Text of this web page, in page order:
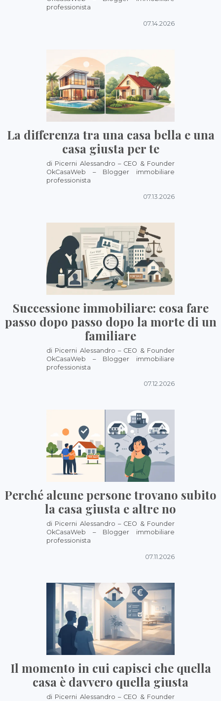
professionista
07.14.2026
La differenza tra una casa bella e una
casa giusta per te
di Picerni Alessandro – CEO & Founder
OkCasaWeb – Blogger immobiliare
professionista
07.13.2026
Successione immobiliare: cosa fare
passo dopo passo dopo la morte di un
familiare
di Picerni Alessandro – CEO & Founder
OkCasaWeb – Blogger immobiliare
professionista
07.12.2026
Perché alcune persone trovano subito
la casa giusta e altre no
di Picerni Alessandro – CEO & Founder
OkCasaWeb – Blogger immobiliare
professionista
07.11.2026
Il momento in cui capisci che quella
casa è davvero quella giusta
di Picerni Alessandro – CEO & Founder